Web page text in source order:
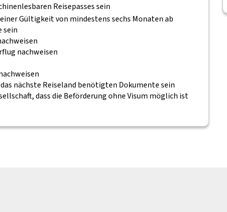
Reisepasses sein
Gültigkeit von mindestens sechs Monaten ab
sein
nachweisen
nächste Reiseland benötigten Dokumente sein
dass die Beförderung ohne Visum möglich ist